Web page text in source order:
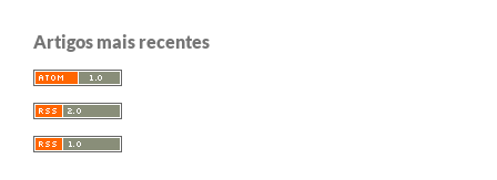
Artigos mais recentes